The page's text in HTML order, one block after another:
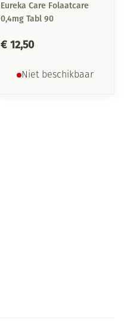
Eureka Care Folaatcare
0,4mg Tabl 90
€ 12,50
Niet beschikbaar